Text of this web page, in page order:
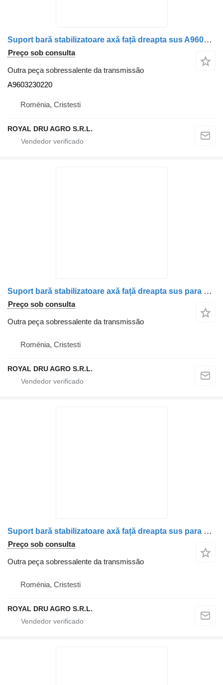
Suport bară stabilizatoare axă față dreapta sus A9603230220 para camião Mercedes-Benz 9603230220
Preço sob consulta
Outra peça sobressalente da transmissão
A9603230220
Roménia, Cristesti
ROYAL DRU AGRO S.R.L.
Suport bară stabilizatoare axă față dreapta sus para camião Mercedes-Benz A9603231863 / 9603231863 / A9603231221 / A9603233363 / 9603233363
Preço sob consulta
Outra peça sobressalente da transmissão
Roménia, Cristesti
ROYAL DRU AGRO S.R.L.
Suport bară stabilizatoare axă față dreapta sus para camião Mercedes-Benz A9603231863 9603231863 A9603231221 A9603233363 9603233363
Preço sob consulta
Outra peça sobressalente da transmissão
Roménia, Cristesti
ROYAL DRU AGRO S.R.L.